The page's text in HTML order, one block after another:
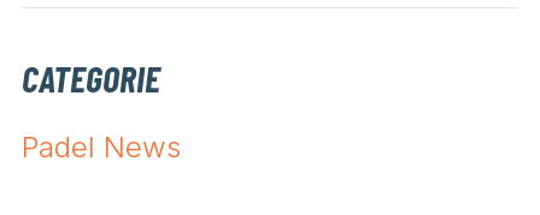
CATEGORIE
Padel News